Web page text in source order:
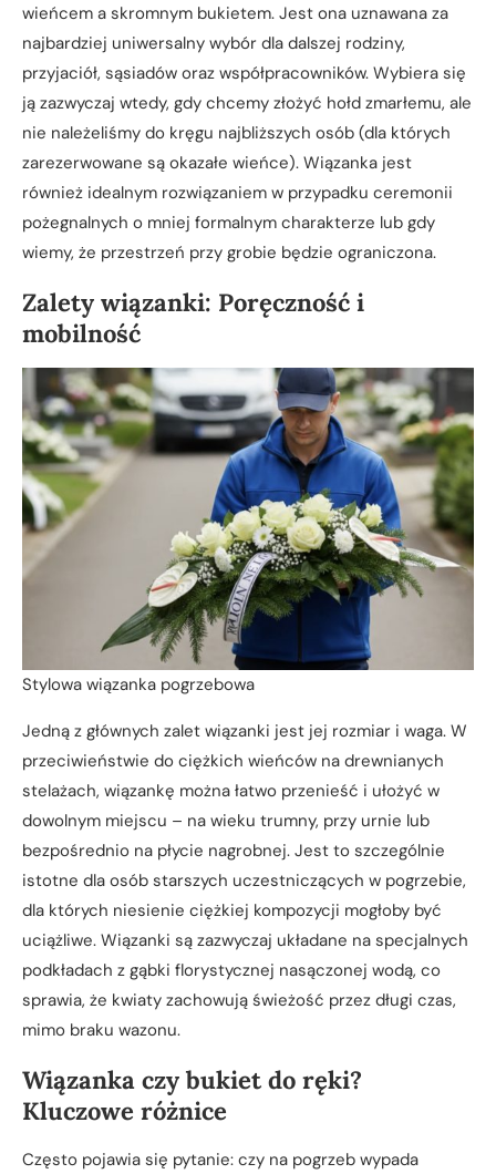
wieńcem a skromnym bukietem. Jest ona uznawana za
najbardziej uniwersalny wybór dla dalszej rodziny,
przyjaciół, sąsiadów oraz współpracowników. Wybiera się
ją zazwyczaj wtedy, gdy chcemy złożyć hołd zmarłemu, ale
nie należeliśmy do kręgu najbliższych osób (dla których
zarezerwowane są okazałe wieńce). Wiązanka jest
również idealnym rozwiązaniem w przypadku ceremonii
pożegnalnych o mniej formalnym charakterze lub gdy
wiemy, że przestrzeń przy grobie będzie ograniczona.
Zalety wiązanki: Poręczność i
mobilność
Stylowa wiązanka pogrzebowa
Jedną z głównych zalet wiązanki jest jej rozmiar i waga. W
przeciwieństwie do ciężkich wieńców na drewnianych
stelażach, wiązankę można łatwo przenieść i ułożyć w
dowolnym miejscu – na wieku trumny, przy urnie lub
bezpośrednio na płycie nagrobnej. Jest to szczególnie
istotne dla osób starszych uczestniczących w pogrzebie,
dla których niesienie ciężkiej kompozycji mogłoby być
uciążliwe. Wiązanki są zazwyczaj układane na specjalnych
podkładach z gąbki florystycznej nasączonej wodą, co
sprawia, że kwiaty zachowują świeżość przez długi czas,
mimo braku wazonu.
Wiązanka czy bukiet do ręki?
Kluczowe różnice
Często pojawia się pytanie: czy na pogrzeb wypada